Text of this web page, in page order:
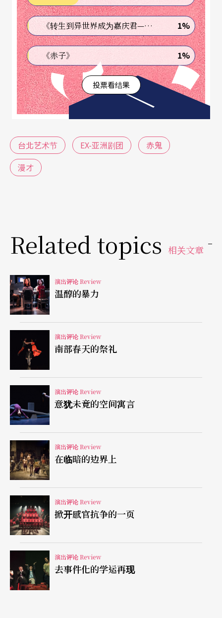
成围剿赤鬼的长老，笨蛋变成大法官，骗子变愚
妇，仿佛每个角色都分裂出另一个和自己唱反调的
角色，和自己说漫才。但是快速变换之下，一个问
题却愈来愈清晰：既然每个人都可以分裂再分裂，
一群人又哪来的共同体呢？
这个问题能在大笑的观众心中逐渐成形，证明导演
快得不失狠准，演员变得乾净俐落。但我觉得真正
出色的地方，反而是当演员表现出这样变来变去实
在很累，有时候还会来不及。这一来不及，表示故
事进展真是快到一个地步，连演员都落在角色后
海上漂流时，吃的鱼翅都是赤鬼的肉，因而崩溃自
的表达，但崩溃是自我的毁灭，所以那女人口口声
声「我吃了，我也活下来了」，潜台词却是「我应
该去死」。演员用忍住的哭声说这句话，同时表达
了她为赤鬼的死悲伤落泪，更为自己吃了他悲愤得
哭不出来。
漫才精神的共同体
讨论这出戏的问题前，我想先回到漫才。思想家鹤
见俊辅曾说，漫才的可贵，在于它是方言、习惯、
价值观互相迥异的二人组，展现的不是同心协力，
而是沟通的没效率，但正因为很难沟通，反倒永远
有话可说，所以是创造性的不配合主义。鹤见据此
宣扬，在这片外来者和在地人混居的土地上，每个
人都应该秉持著漫才精神，我们才能以不同化彼此
的差异为前提生活在一起。
如果漫才精神就是《赤鬼》的精神，我们得问，舞
台上那个从语言到价值观都和村民迥异的赤鬼，有
《转生到异世界成为嘉庆君—发现我的祖先是诈骗集团!?》 1%
《赤子》 1%
投票看结果
台北艺术节 EX-亚洲剧团
赤鬼
漫才
Related topics 相关文章
演出评论 Review
温醇的暴力
演出评论 Review
南部春天的祭礼
演出评论 Review
意犹未竟的空间寓言
演出评论 Review
在临暗的边界上
演出评论 Review
掀开感官抗争的一页
演出评论 Review
去事件化的学运再现